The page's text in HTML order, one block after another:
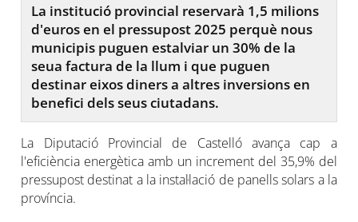
La institució provincial reservarà 1,5 milions
d'euros en el pressupost 2025 perquè nous
municipis puguen estalviar un 30% de la
seua factura de la llum i que puguen
destinar eixos diners a altres inversions en
benefici dels seus ciutadans.
La Diputació Provincial de Castelló avança cap a
l'eficiència energètica amb un increment del 35,9% del
pressupost destinat a la instal·lació de panells solars a la
província.